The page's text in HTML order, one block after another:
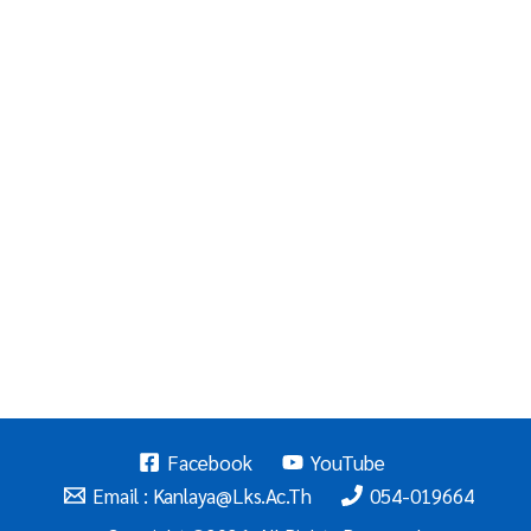
Facebook
YouTube
Email : Kanlaya@lks.ac.th
054-019664